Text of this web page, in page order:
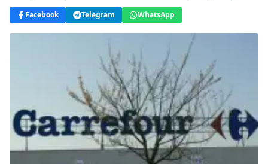
Facebook Telegram WhatsApp